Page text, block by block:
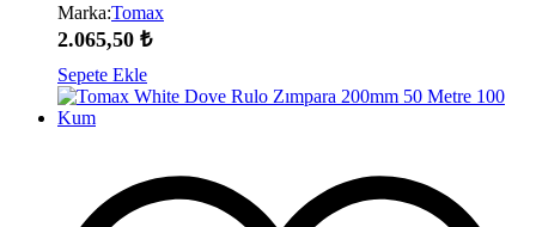
Marka:Tomax
2.065,50 ₺
Sepete Ekle